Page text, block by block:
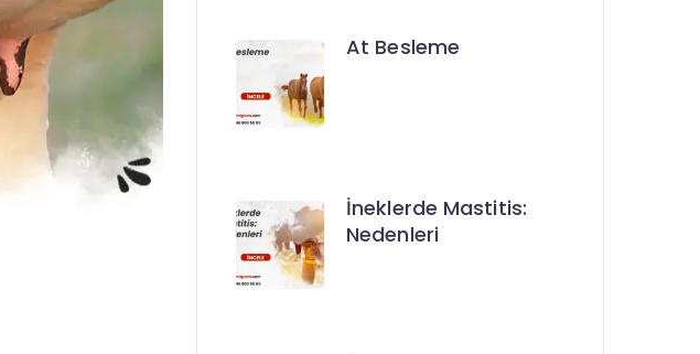
At Besleme
İneklerde Mastitis:
Nedenleri